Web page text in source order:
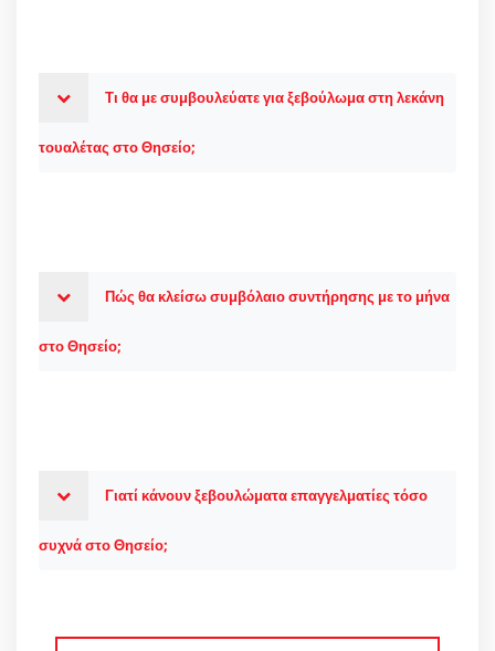
Τι θα με συμβουλεύατε για ξεβούλωμα στη λεκάνη
τουαλέτας στο Θησείο;
Πώς θα κλείσω συμβόλαιο συντήρησης με το μήνα
στο Θησείο;
Γιατί κάνουν ξεβουλώματα επαγγελματίες τόσο
συχνά στο Θησείο;